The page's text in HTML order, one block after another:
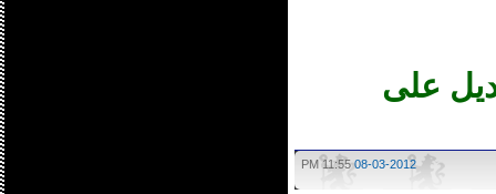
على
08-03-2012
11:55 PM